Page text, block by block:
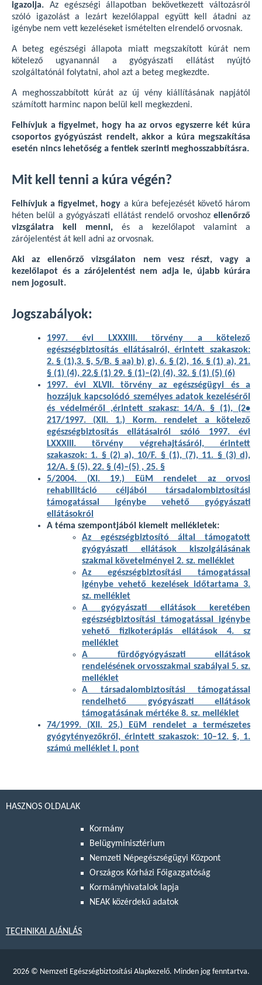
igazolja. Az egészségi állapotban bekövetkezett változásról
szóló igazolást a lezárt kezelőlappal együtt kell átadni az
igénybe nem vett kezeléseket ismételten elrendelő orvosnak.
A beteg egészségi állapota miatt megszakított kúrát nem
kötelező ugyanannál a gyógyászati ellátást nyújtó
szolgáltatónál folytatni, ahol azt a beteg megkezdte.
A meghosszabbított kúrát az új vény kiállításának napjától
számított harminc napon belül kell megkezdeni.
Felhívjuk a figyelmet, hogy ha az orvos egyszerre két kúra
csoportos gyógyúszást rendelt, akkor a kúra megszakítása
esetén nincs lehetőség a fentiek szerinti meghosszabbításra.
Mit kell tenni a kúra végén?
Felhívjuk a figyelmet, hogy a kúra befejezését követő három
héten belül a gyógyászati ellátást rendelő orvoshoz ellenőrző
vizsgálatra kell menni, és a kezelőlapot valamint a
zárójelentést át kell adni az orvosnak.
Aki az ellenőrző vizsgálaton nem vesz részt, vagy a
kezelőlapot és a zárójelentést nem adja le, újabb kúrára
nem jogosult.
Jogszabályok:
1997. évi LXXXIII. törvény a kötelező
egészségbiztosítás ellátásairól, érintett szakaszok:
2. § (1),3. §, 5/B. § aa) b) g), 6. § (2), 16. § (1) a), 21.
§ (1) (4), 22.§ (1) 29. § (1)–(2) (4), 32. § (1) (5) (6)
1997. évi XLVII. törvény az egészségügyi és a
hozzájuk kapcsolódó személyes adatok kezeléséről
és védelméről ,érintett szakasz: 14/A. § (1), (2•
217/1997. (XII. 1.) Korm. rendelet a kötelező
egészségbiztosítás ellátásairól szóló 1997. évi
LXXXIII. törvény végrehajtásáról, érintett
szakaszok: 1. § (2) a), 10/F. § (1), (7), 11. § (3) d),
12/A. § (5), 22. § (4)–(5) , 25. §
5/2004. (XI. 19.) EüM rendelet az orvosi
rehabilitáció céljából társadalombiztosítási
támogatással igénybe vehető gyógyászati
ellátásokról
A téma szempontjából kiemelt mellékletek:
Az egészségbiztosító által támogatott
gyógyászati ellátások kiszolgálásának
szakmai követelményei 2. sz. melléklet
Az egészségbiztosítási támogatással
igénybe vehető kezelések időtartama 3.
sz. melléklet
A gyógyászati ellátások keretében
egészségbiztosítási támogatással igénybe
vehető fizikoterápiás ellátások 4. sz
melléklet
A fürdőgyógyászati ellátások
rendelésének orvosszakmai szabályai 5. sz.
melléklet
A társadalombiztosítási támogatással
rendelhető gyógyászati ellátások
támogatásának mértéke 8. sz. melléklet
74/1999. (XII. 25.) EüM rendelet a természetes
gyógytényezőkről, érintett szakaszok: 10–12. §, 1.
számú melléklet I. pont
HASZNOS OLDALAK
Kormány
Belügyminisztérium
Nemzeti Népegészségügyi Központ
Országos Kórházi Főigazgatóság
Kormányhivatalok lapja
NEAK közérdekű adatok
TECHNIKAI AJÁNLÁS
2026 © Nemzeti Egészségbiztosítási Alapkezelő. Minden jog fenntartva.